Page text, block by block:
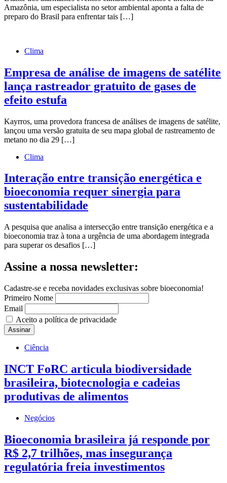
Amazônia, um especialista no setor ambiental aponta a falta de
preparo do Brasil para enfrentar tais […]
Clima
Empresa de análise de imagens de satélite
lança rastreador gratuito de gases de
efeito estufa
Kayrros, uma provedora francesa de análises de imagens de satélite,
lançou uma versão gratuita de seu mapa global de rastreamento de
metano no dia 29 […]
Clima
Interação entre transição energética e
bioeconomia requer sinergia para
sustentabilidade
A pesquisa que analisa a intersecção entre transição energética e a
bioeconomia traz à tona a urgência de uma abordagem integrada
para superar os desafios […]
Assine a nossa newsletter:
Cadastre-se e receba novidades exclusivas sobre bioeconomia!
Primeiro Nome
Email
Aceito a política de privacidade
Ciência
INCT FoRC articula biodiversidade
brasileira, biotecnologia e cadeias
produtivas de alimentos
Negócios
Bioeconomia brasileira já responde por
R$ 2,7 trilhões, mas insegurança
regulatória freia investimentos